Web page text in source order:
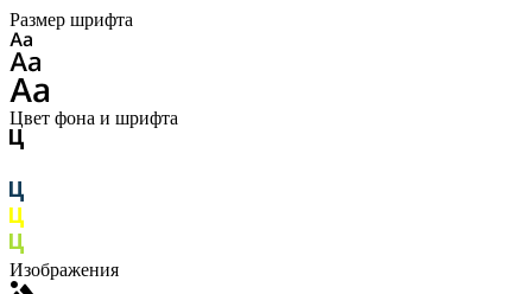
Размер шрифта
Цвет фона и шрифта
Изображения